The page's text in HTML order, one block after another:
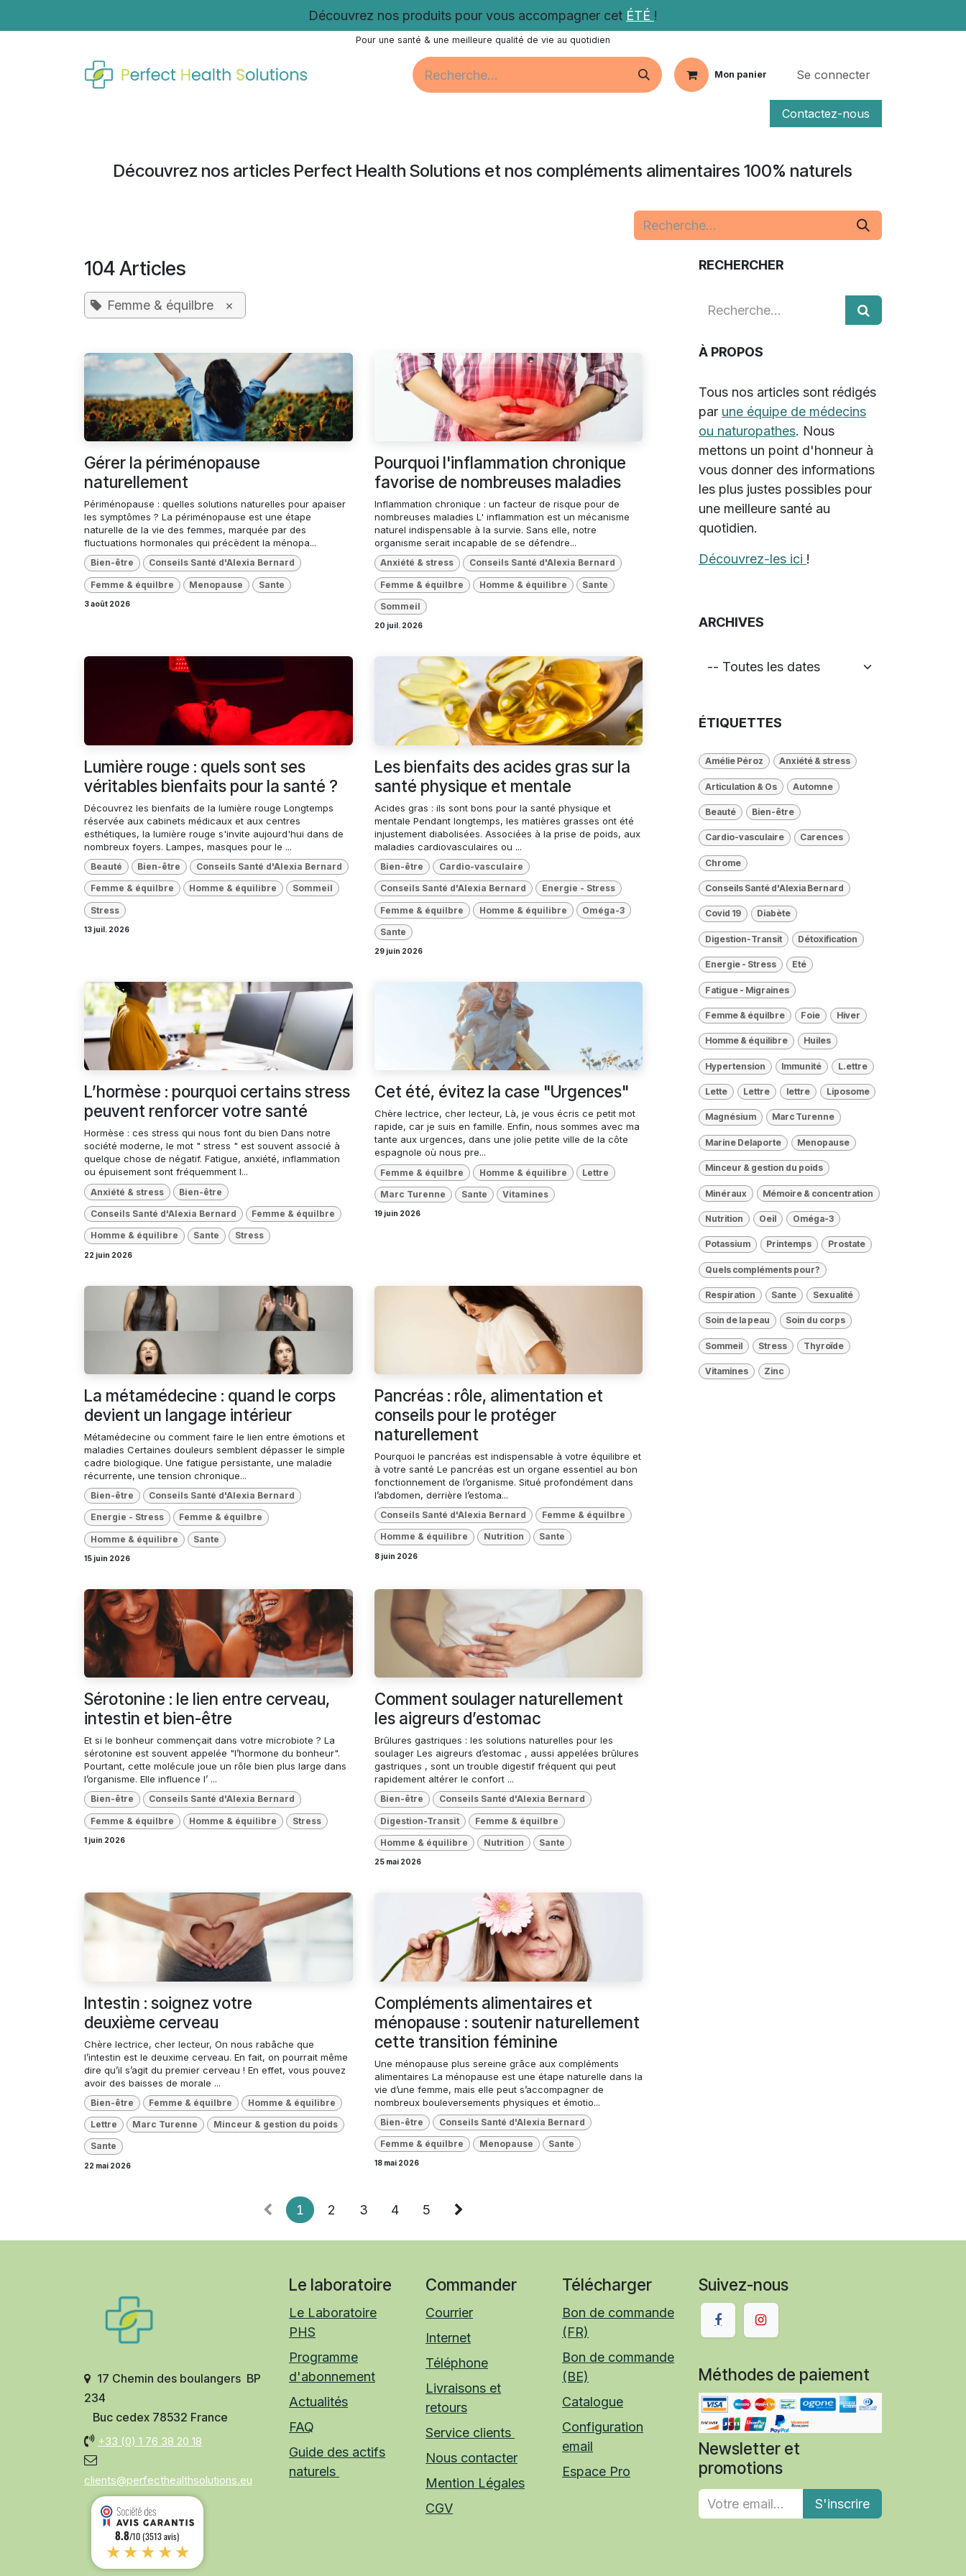
Découvrez nos produits pour vous accompagner cet ÉTÉ !
Pour une santé & une meilleure qualité de vie au quotidien
Mon panier Se connecter
Contactez-nous
Découvrez nos articles Perfect Health Solutions et nos compléments alimentaires 100% naturels
104 Articles
Femme & équilbre ×
Gérer la périménopause
naturellement
Périménopause : quelles solutions naturelles pour apaiser
les symptômes ? La périménopause est une étape
naturelle de la vie des femmes, marquée par des
fluctuations hormonales qui précèdent la ménopa...
Bien-être Conseils Santé d'Alexia Bernard
Femme & équilbre Menopause Sante
3 août 2026
Pourquoi l'inflammation chronique
favorise de nombreuses maladies
Inflammation chronique : un facteur de risque pour de
nombreuses maladies L' inflammation est un mécanisme
naturel indispensable à la survie. Sans elle, notre
organisme serait incapable de se défendre...
Anxiété & stress Conseils Santé d'Alexia Bernard
Femme & équilbre Homme & équilibre Sante
Sommeil
20 juil. 2026
Lumière rouge : quels sont ses
véritables bienfaits pour la santé ?
Découvrez les bienfaits de la lumière rouge Longtemps
réservée aux cabinets médicaux et aux centres
esthétiques, la lumière rouge s'invite aujourd'hui dans de
nombreux foyers. Lampes, masques pour le ...
Beauté Bien-être Conseils Santé d'Alexia Bernard
Femme & équilbre Homme & équilibre Sommeil
Stress
13 juil. 2026
Les bienfaits des acides gras sur la
santé physique et mentale
Acides gras : ils sont bons pour la santé physique et
mentale Pendant longtemps, les matières grasses ont été
injustement diabolisées. Associées à la prise de poids, aux
maladies cardiovasculaires ou ...
Bien-être Cardio-vasculaire
Conseils Santé d'Alexia Bernard Energie - Stress
Femme & équilbre Homme & équilibre Oméga-3
Sante
29 juin 2026
L’hormèse : pourquoi certains stress
peuvent renforcer votre santé
Hormèse : ces stress qui nous font du bien Dans notre
société moderne, le mot " stress " est souvent associé à
quelque chose de négatif. Fatigue, anxiété, inflammation
ou épuisement sont fréquemment l...
Anxiété & stress Bien-être
Conseils Santé d'Alexia Bernard Femme & équilbre
Homme & équilibre Sante Stress
22 juin 2026
Cet été, évitez la case "Urgences"
Chère lectrice, cher lecteur, Là, je vous écris ce petit mot
rapide, car je suis en famille. Enfin, nous sommes avec ma
tante aux urgences, dans une jolie petite ville de la côte
espagnole où nous pre...
Femme & équilbre Homme & équilibre Lettre
Marc Turenne Sante Vitamines
19 juin 2026
La métamédecine : quand le corps
devient un langage intérieur
Métamédecine ou comment faire le lien entre émotions et
maladies Certaines douleurs semblent dépasser le simple
cadre biologique. Une fatigue persistante, une maladie
récurrente, une tension chronique...
Bien-être Conseils Santé d'Alexia Bernard
Energie - Stress Femme & équilbre
Homme & équilibre Sante
15 juin 2026
Pancréas : rôle, alimentation et
conseils pour le protéger
naturellement
Pourquoi le pancréas est indispensable à votre équilibre et
à votre santé Le pancréas est un organe essentiel au bon
fonctionnement de l’organisme. Situé profondément dans
l’abdomen, derrière l’estoma...
Conseils Santé d'Alexia Bernard Femme & équilbre
Homme & équilibre Nutrition Sante
8 juin 2026
Sérotonine : le lien entre cerveau,
intestin et bien-être
Et si le bonheur commençait dans votre microbiote ? La
sérotonine est souvent appelée "l’hormone du bonheur".
Pourtant, cette molécule joue un rôle bien plus large dans
l’organisme. Elle influence l’ ...
Bien-être Conseils Santé d'Alexia Bernard
Femme & équilbre Homme & équilibre Stress
1 juin 2026
Comment soulager naturellement
les aigreurs d’estomac
Brûlures gastriques : les solutions naturelles pour les
soulager Les aigreurs d’estomac , aussi appelées brûlures
gastriques , sont un trouble digestif fréquent qui peut
rapidement altérer le confort ...
Bien-être Conseils Santé d'Alexia Bernard
Digestion-Transit Femme & équilbre
Homme & équilibre Nutrition Sante
25 mai 2026
Intestin : soignez votre
deuxième cerveau
Chère lectrice, cher lecteur, On nous rabâche que
l’intestin est le deuxime cerveau. En fait, on pourrait même
dire qu’il s’agit du premier cerveau ! En effet, vous pouvez
avoir des baisses de morale ...
Bien-être Femme & équilbre Homme & équilibre
Lettre Marc Turenne Minceur & gestion du poids
Sante
22 mai 2026
Compléments alimentaires et
ménopause : soutenir naturellement
cette transition féminine
Une ménopause plus sereine grâce aux compléments
alimentaires La ménopause est une étape naturelle dans la
vie d’une femme, mais elle peut s’accompagner de
nombreux bouleversements physiques et émotio...
Bien-être Conseils Santé d'Alexia Bernard
Femme & équilbre Menopause Sante
18 mai 2026
1 2 3 4 5
RECHERCHER
À PROPOS
Tous nos articles sont rédigés
par une équipe de médecins
ou naturopathes. Nous
mettons un point d'honneur à
vous donner des informations
les plus justes possibles pour
une meilleure santé au
quotidien.
Découvrez-les ici !
ARCHIVES
ÉTIQUETTES
Amélie Péroz Anxiété & stress
Articulation & Os Automne
Beauté Bien-être
Cardio-vasculaire Carences
Chrome
Conseils Santé d'Alexia Bernard
Covid 19 Diabète
Digestion-Transit Détoxification
Energie - Stress Eté
Fatigue - Migraines
Femme & équilbre Foie Hiver
Homme & équilibre Huiles
Hypertension Immunité L.ettre
Lette Lettre lettre Liposome
Magnésium Marc Turenne
Marine Delaporte Menopause
Minceur & gestion du poids
Minéraux Mémoire & concentration
Nutrition Oeil Oméga-3
Potassium Printemps Prostate
Quels compléments pour?
Respiration Sante Sexualité
Soin de la peau Soin du corps
Sommeil Stress Thyroïde
Vitamines Zinc
17 Chemin des boulangers BP
234
Buc cedex 78532 France
+33 (0) 1 76 38 20 18
clients@perfecthealthsolutions.eu
8.8/10 (3513 avis)
★★★★★
Le laboratoire
Le Laboratoire
PHS
Programme
d'abonnement
Actualités
FAQ
Guide des actifs
naturels
Commander
Courrier
Internet
Téléphone
Livraisons et
retours
Service clients
Nous contacter
Mention Légales
CGV
Télécharger
Bon de commande
(FR)
Bon de commande
(BE)
Catalogue
Configuration
email
Espace Pro
Suivez-nous
Méthodes de paiement
Newsletter et
promotions
S'inscrire